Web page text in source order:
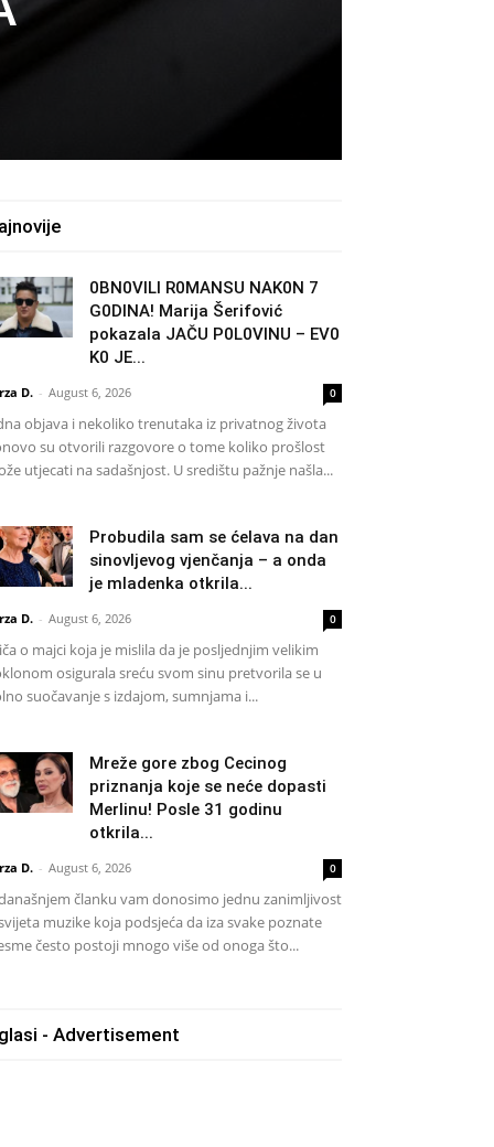
0BN0VlLl R0MANSU NAK0N 7
G0DlNA! Marija Šerifović
pokazala JAČU P0L0VINU – EV0
K0 JE...
D. - August 6, 2026 0
objava i nekoliko trenutaka iz privatnog života
su otvorili razgovore o tome koliko prošlost
utjecati na sadašnjost. U središtu pažnje našla...
Probudila sam se ćelava na dan
sinovljevog vjenčanja – a onda
je mladenka otkrila...
D. - August 6, 2026 0
o majci koja je mislila da je posljednjim velikim
osigurala sreću svom sinu pretvorila se u
suočavanje s izdajom, sumnjama i...
Mreže gore zbog Cecinog
priznanja koje se neće dopasti
Merlinu! Posle 31 godinu
otkrila...
D. - August 6, 2026 0
članku vam donosimo jednu zanimljivost
muzike koja podsjeća da iza svake poznate
često postoji mnogo više od onoga što...
- Advertisement